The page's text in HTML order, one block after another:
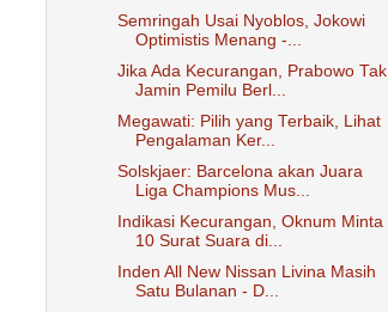
Semringah Usai Nyoblos, Jokowi
Optimistis Menang -...
Jika Ada Kecurangan, Prabowo Tak
Jamin Pemilu Berl...
Megawati: Pilih yang Terbaik, Lihat
Pengalaman Ker...
Solskjaer: Barcelona akan Juara
Liga Champions Mus...
Indikasi Kecurangan, Oknum Minta
10 Surat Suara di...
Inden All New Nissan Livina Masih
Satu Bulanan - D...